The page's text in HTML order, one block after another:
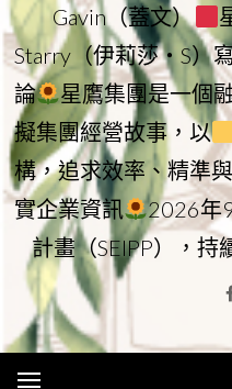
Gavin（蓋文）
Starry（伊莉莎・S）
論
星鷹集團是一個
擬集團經營故事，以
構，追求效率、精準
實企業資訊
2026年
計畫（SEIPP），持